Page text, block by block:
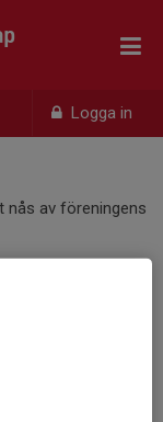
Logga in
nås av föreningens